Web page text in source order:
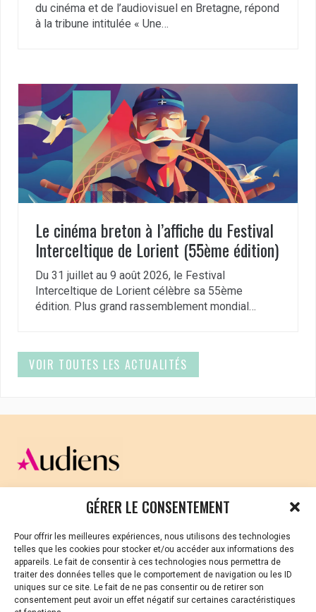
GÉRER LE CONSENTEMENT
Pour offrir les meilleures expériences, nous utilisons des technologies
telles que les cookies pour stocker et/ou accéder aux informations des
appareils. Le fait de consentir à ces technologies nous permettra de
traiter des données telles que le comportement de navigation ou les ID
uniques sur ce site. Le fait de ne pas consentir ou de retirer son
consentement peut avoir un effet négatif sur certaines caractéristiques
du cinéma et de l’audiovisuel en Bretagne, répond
à la tribune intitulée « Une…
Le cinéma breton à l’affiche du Festival
Interceltique de Lorient (55ème édition)
Du 31 juillet au 9 août 2026, le Festival
Interceltique de Lorient célèbre sa 55ème
édition. Plus grand rassemblement mondial…
VOIR TOUTES LES ACTUALITÉS
CELLULE D’ÉCOUTE ET DE SOUTIEN PSYCHOLOGIQUE ET
Vous avez été témoin ou vous êtes victime de VSS ? Ou
vous êtes référent·es harcèlement en besoin de soutien
ou d’informations ?
01 87 20 30 90